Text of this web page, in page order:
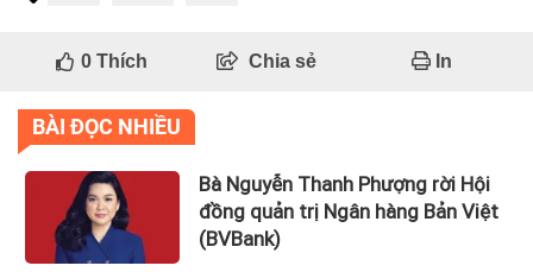
0Thích Chia sẻ In
BÀI ĐỌC NHIỀU
Bà Nguyễn Thanh Phượng rời Hội
đồng quản trị Ngân hàng Bản Việt
(BVBank)